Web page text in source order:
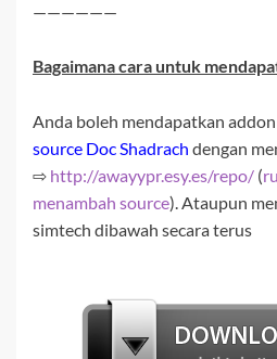
——————
Bagaimana cara untuk
Anda boleh mendapatkan
source Doc Shadrach dengan
⇨ http://awayypr.esy.es/repo/ (
menambah source). Ataupun
simtech dibawah secara terus